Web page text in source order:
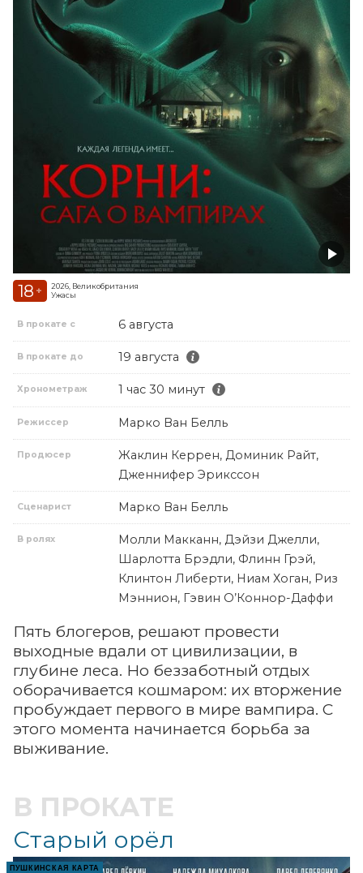
18 +
2026, Великобритания
Ужасы
В прокате с 6 августа
В прокате до 19 августа
Хронометраж 1 час 30 минут
Режиссер Марко Ван Белль
Продюсер
Жаклин Керрен, Доминик Райт,
Дженнифер Эрикссон
Сценарист Марко Ван Белль
В ролях
Молли Макканн, Дэйзи Джелли,
Шарлотта Брэдли, Флинн Грэй,
Клинтон Либерти, Ниам Хоган, Риз
Мэннион, Гэвин О’Коннор-Даффи
Пять блогеров, решают провести
выходные вдали от цивилизации, в
глубине леса. Но беззаботный отдых
оборачивается кошмаром: их вторжение
пробуждает первого в мире вампира. С
этого момента начинается борьба за
выживание.
В ПРОКАТЕ
Старый орёл
ПУШКИНСКАЯ КАРТА